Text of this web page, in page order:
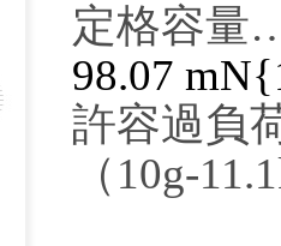
定格容量
98.07 mN{
許容過負
（10g-